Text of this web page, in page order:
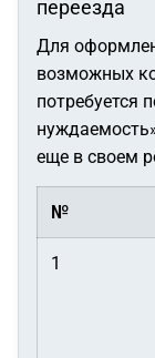
переезда
Для
возможных
потребуется
еще в своем
№
1